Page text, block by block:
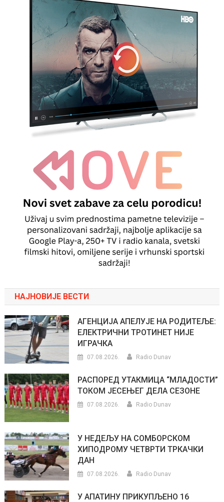
НАЈНОВИЈЕ ВЕСТИ
АГЕНЦИЈА АПЕЛУЈЕ НА РОДИТЕЉЕ:
ЕЛЕКТРИЧНИ ТРОТИНЕТ НИЈЕ
ИГРАЧКА
07.08.2026. Radio Dunav
РАСПОРЕД УТАКМИЦА “МЛАДОСТИ”
ТОКОМ ЈЕСЕЊЕГ ДЕЛА СЕЗОНЕ
07.08.2026. Radio Dunav
У НЕДЕЉУ НА СОМБОРСКОМ
ХИПОДРОМУ ЧЕТВРТИ ТРКАЧКИ
ДАН
07.08.2026. Radio Dunav
У АПАТИНУ ПРИКУПЉЕНО 16